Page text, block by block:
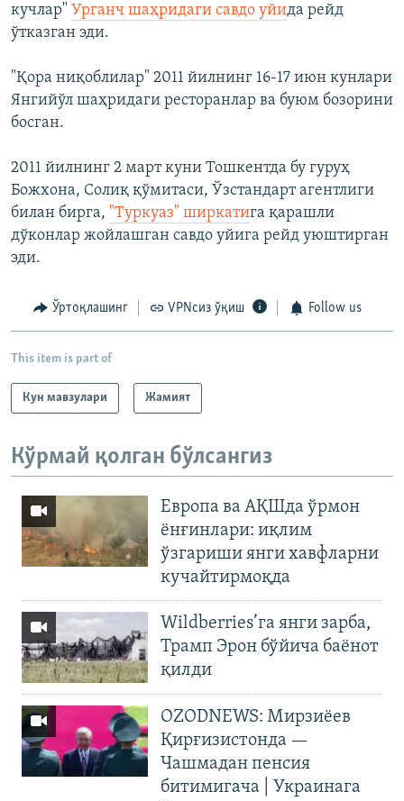
кучлар" Урганч шаҳридаги савдо уйида рейд
ўтказган эди.
"Қора ниқоблилар" 2011 йилнинг 16-17 июн кунлари
Янгийўл шаҳридаги ресторанлар ва буюм бозорини
босган.
2011 йилнинг 2 март куни Тошкентда бу гуруҳ
Божхона, Солиқ қўмитаси, Ўзстандарт агентлиги
билан бирга, "Туркуаз" ширкатига қарашли
дўконлар жойлашган савдо уйига рейд уюштирган
эди.
Ўртоқлашинг VPNсиз ўқиш Follow us
This item is part of
Кун мавзулари Жамият
Кўрмай қолган бўлсангиз
Европа ва АҚШда ўрмон
ёнғинлари: иқлим
ўзгариши янги хавфларни
кучайтирмоқда
Wildberries’га янги зарба,
Трамп Эрон бўйича баёнот
қилди
OZODNEWS: Мирзиёев
Қирғизистонда —
Чашмадан пенсия
битимигача | Украинага